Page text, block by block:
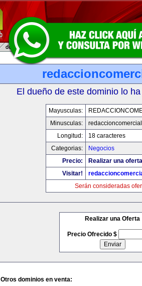
El dueño de este dominio lo
Mayusculas:
Minusculas:
Longitud:
18 caracteres
Categorias:
Negocios
Precio:
Realizar una
Visitar!
Serán consideradas
Realizar una Oferta
Precio Ofrecido $
Otros dominios en venta: